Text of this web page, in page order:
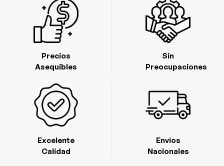
Excelente
Calidad
Precios
Asequibles
Envios
Nacionales
Sin
Preocupaciones